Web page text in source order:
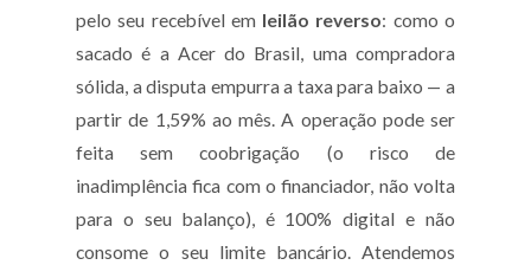
pelo seu recebível em leilão reverso: como o
sacado é a Acer do Brasil, uma compradora
sólida, a disputa empurra a taxa para baixo — a
partir de 1,59% ao mês. A operação pode ser
feita sem coobrigação (o risco de
inadimplência fica com o financiador, não volta
para o seu balanço), é 100% digital e não
consome o seu limite bancário. Atendemos